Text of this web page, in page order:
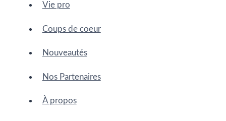
Vie pro
Coups de coeur
Nouveautés
Nos Partenaires
À propos